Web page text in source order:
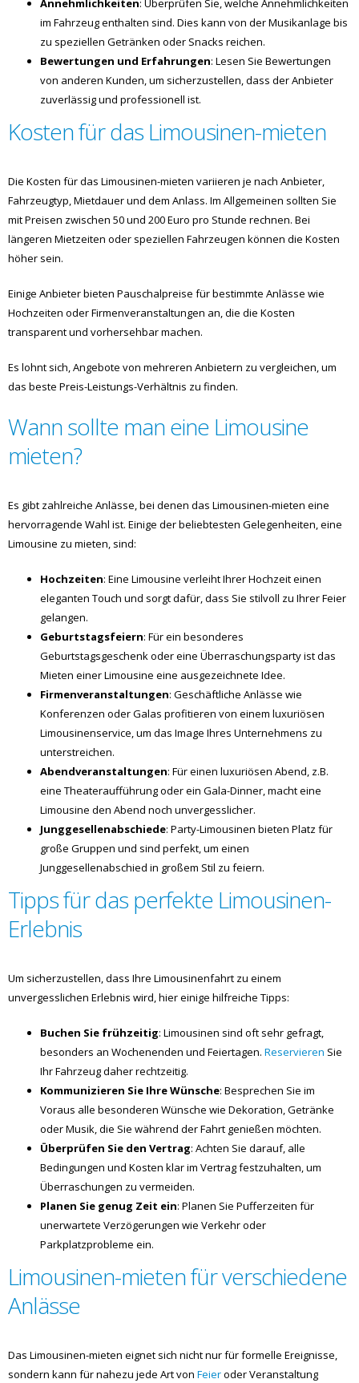
Annehmlichkeiten: Überprüfen Sie, welche Annehmlichkeiten
im Fahrzeug enthalten sind. Dies kann von der Musikanlage bis
zu speziellen Getränken oder Snacks reichen.
Bewertungen und Erfahrungen: Lesen Sie Bewertungen
von anderen Kunden, um sicherzustellen, dass der Anbieter
zuverlässig und professionell ist.
Kosten für das Limousinen-mieten
Die Kosten für das Limousinen-mieten variieren je nach Anbieter,
Fahrzeugtyp, Mietdauer und dem Anlass. Im Allgemeinen sollten Sie
mit Preisen zwischen 50 und 200 Euro pro Stunde rechnen. Bei
längeren Mietzeiten oder speziellen Fahrzeugen können die Kosten
höher sein.
Einige Anbieter bieten Pauschalpreise für bestimmte Anlässe wie
Hochzeiten oder Firmenveranstaltungen an, die die Kosten
transparent und vorhersehbar machen.
Es lohnt sich, Angebote von mehreren Anbietern zu vergleichen, um
das beste Preis-Leistungs-Verhältnis zu finden.
Wann sollte man eine Limousine
mieten?
Es gibt zahlreiche Anlässe, bei denen das Limousinen-mieten eine
hervorragende Wahl ist. Einige der beliebtesten Gelegenheiten, eine
Limousine zu mieten, sind:
Hochzeiten: Eine Limousine verleiht Ihrer Hochzeit einen
eleganten Touch und sorgt dafür, dass Sie stilvoll zu Ihrer Feier
gelangen.
Geburtstagsfeiern: Für ein besonderes
Geburtstagsgeschenk oder eine Überraschungsparty ist das
Mieten einer Limousine eine ausgezeichnete Idee.
Firmenveranstaltungen: Geschäftliche Anlässe wie
Konferenzen oder Galas profitieren von einem luxuriösen
Limousinenservice, um das Image Ihres Unternehmens zu
unterstreichen.
Abendveranstaltungen: Für einen luxuriösen Abend, z.B.
eine Theateraufführung oder ein Gala-Dinner, macht eine
Limousine den Abend noch unvergesslicher.
Junggesellenabschiede: Party-Limousinen bieten Platz für
große Gruppen und sind perfekt, um einen
Junggesellenabschied in großem Stil zu feiern.
Tipps für das perfekte Limousinen-
Erlebnis
Um sicherzustellen, dass Ihre Limousinenfahrt zu einem
unvergesslichen Erlebnis wird, hier einige hilfreiche Tipps:
Buchen Sie frühzeitig: Limousinen sind oft sehr gefragt,
besonders an Wochenenden und Feiertagen. Reservieren Sie
Ihr Fahrzeug daher rechtzeitig.
Kommunizieren Sie Ihre Wünsche: Besprechen Sie im
Voraus alle besonderen Wünsche wie Dekoration, Getränke
oder Musik, die Sie während der Fahrt genießen möchten.
Überprüfen Sie den Vertrag: Achten Sie darauf, alle
Bedingungen und Kosten klar im Vertrag festzuhalten, um
Überraschungen zu vermeiden.
Planen Sie genug Zeit ein: Planen Sie Pufferzeiten für
unerwartete Verzögerungen wie Verkehr oder
Parkplatzprobleme ein.
Limousinen-mieten für verschiedene
Anlässe
Das Limousinen-mieten eignet sich nicht nur für formelle Ereignisse,
sondern kann für nahezu jede Art von Feieroder Veranstaltung